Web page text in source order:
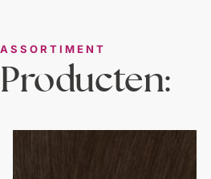
ASSORTIMENT
Producten: